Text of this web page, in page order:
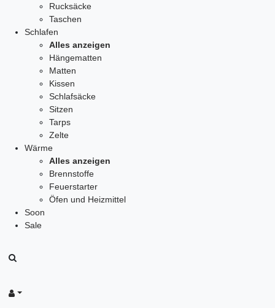
Rucksäcke
Taschen
Schlafen
Alles anzeigen
Hängematten
Matten
Kissen
Schlafsäcke
Sitzen
Tarps
Zelte
Wärme
Alles anzeigen
Brennstoffe
Feuerstarter
Öfen und Heizmittel
Soon
Sale